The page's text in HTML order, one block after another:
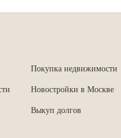
Покупка недвижимости
Новостройки в Москве
Выкуп долгов